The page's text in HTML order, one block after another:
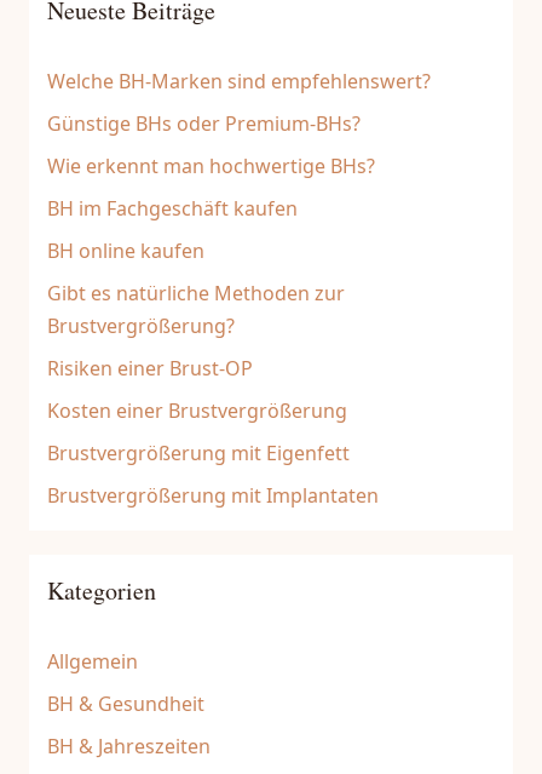
Neueste Beiträge
Welche BH-Marken sind empfehlenswert?
Günstige BHs oder Premium-BHs?
Wie erkennt man hochwertige BHs?
BH im Fachgeschäft kaufen
BH online kaufen
Gibt es natürliche Methoden zur
Brustvergrößerung?
Risiken einer Brust-OP
Kosten einer Brustvergrößerung
Brustvergrößerung mit Eigenfett
Brustvergrößerung mit Implantaten
Kategorien
Allgemein
BH & Gesundheit
BH & Jahreszeiten